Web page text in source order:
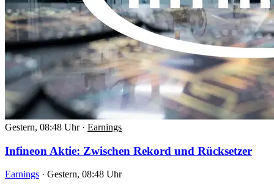
Gestern, 08:48 Uhr · Earnings
Infineon Aktie: Zwischen Rekord und Rücksetzer
Earnings · Gestern, 08:48 Uhr